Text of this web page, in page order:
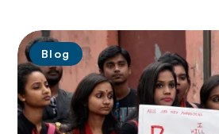
Blog